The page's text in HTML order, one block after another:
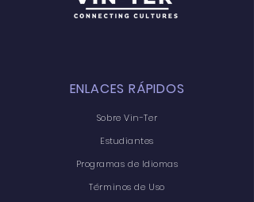
ENLACES RÁPIDOS
Sobre Vin-Ter
Estudiantes
Programas de Idiomas
Términos de Uso